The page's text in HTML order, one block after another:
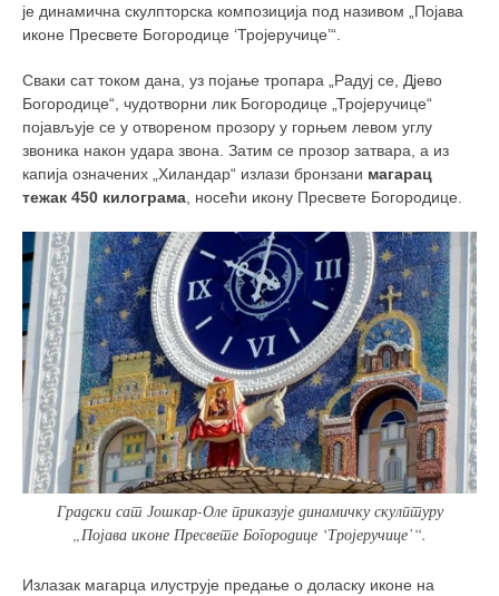
је динамична скулпторска композиција под називом „Појава
иконе Пресвете Богородице ‘Тројеручице’“.
Сваки сат током дана, уз појање тропара „Радуј се, Дјево
Богородице“, чудотворни лик Богородице „Тројеручице“
појављује се у отвореном прозору у горњем левом углу
звоника након удара звона. Затим се прозор затвара, а из
капија означених „Хиландар“ излази бронзани магарац
тежак 450 килограма , носећи икону Пресвете Богородице.
Градски сат Јошкар-Оле приказује динамичку скулптуру
„Појава иконе Пресвете Богородице ‘Тројеручице’“.
Излазак магарца илуструје предање о доласку иконе на